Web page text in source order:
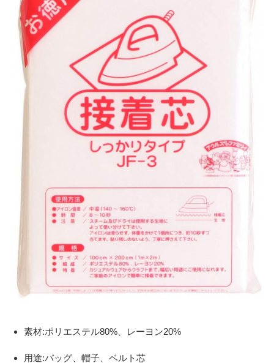
素材:ポリエステル80%、レーヨン20%
用途:バッグ、帽子、ベルト芯